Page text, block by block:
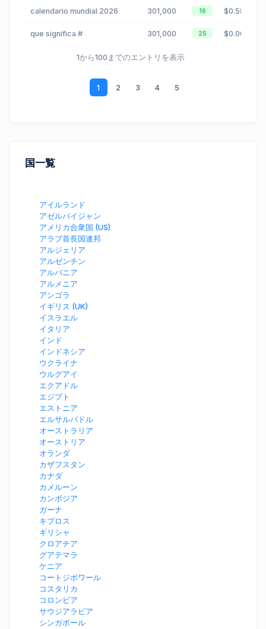
calendario mundial 2026 301,000 16 $0.58
que significa # 301,000 25 $0.00
1から100までのエントリを表示
1 2 3 4 5
国一覧
アイルランド
アゼルバイジャン
アメリカ合衆国 (US)
アラブ首長国連邦
アルジェリア
アルゼンチン
アルバニア
アルメニア
アンゴラ
イギリス (UK)
イスラエル
イタリア
インド
インドネシア
ウクライナ
ウルグアイ
エクアドル
エジプト
エストニア
エルサルバドル
オーストラリア
オーストリア
オランダ
カザフスタン
カナダ
カメルーン
カンボジア
ガーナ
キプロス
ギリシャ
クロアチア
グアテマラ
ケニア
コートジボワール
コスタリカ
コロンビア
サウジアラビア
シンガポール